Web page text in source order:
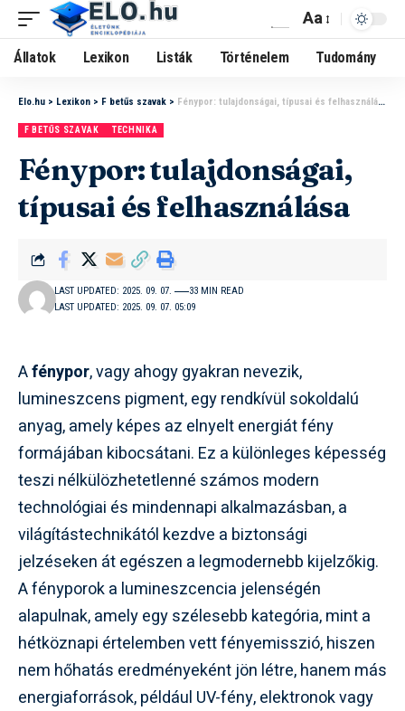
Aa
Állatok Lexikon Listák Történelem Tudomány
Elo.hu > Lexikon > F betűs szavak > Fénypor: tulajdonságai, típusai és felhasználása
F BETŰS SZAVAK TECHNIKA
Fénypor: tulajdonságai,
típusai és felhasználása
LAST UPDATED: 2025. 09. 07. 05:09
LAST UPDATED: 2025. 09. 07. 33 MIN READ
Afénypor, vagy ahogy gyakran nevezik,
lumineszcens pigment, egy rendkívül sokoldalú
anyag, amely képes az elnyelt energiát fény
formájában kibocsátani. Ez a különleges képesség
teszi nélkülözhetetlenné számos modern
technológiai és mindennapi alkalmazásban, a
világítástechnikától kezdve a biztonsági
jelzéseken át egészen a legmodernebb kijelzőkig.
A fényporok a lumineszcencia jelenségén
alapulnak, amely egy szélesebb kategória, mint a
hétköznapi értelemben vett fényemisszió, hiszen
nem hőhatás eredményeként jön létre, hanem más
energiaforrások, például UV-fény, elektronok vagy